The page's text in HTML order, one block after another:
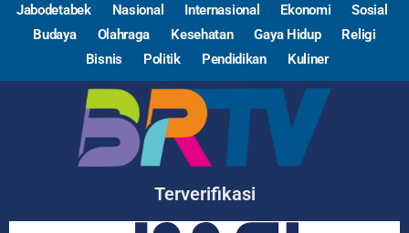
Jabodetabek Nasional Internasional Ekonomi
Sosial
Budaya
Olahraga Kesehatan Gaya Hidup
Religi
Bisnis
Politik Pendidikan Kuliner
Terverifikasi